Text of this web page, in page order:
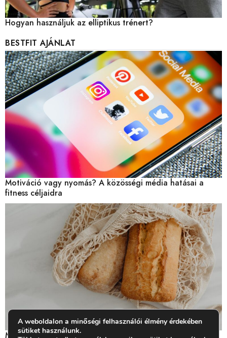
Hogyan használjuk az elliptikus trénert?
BESTFIT AJÁNLAT
Motiváció vagy nyomás? A közösségi média hatásai a
fitness céljaidra
Miben van glutén? Mit jelent a gluténérzékenység?
A weboldalon a minőségi felhasználói élmény érdekében
sütiket használunk.